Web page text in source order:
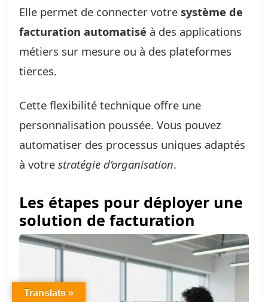
Elle permet de connecter votre système de
facturation automatisé à des applications
métiers sur mesure ou à des plateformes
tierces.
Cette flexibilité technique offre une
personnalisation poussée. Vous pouvez
automatiser des processus uniques adaptés
à votre stratégie d’organisation.
Les étapes pour déployer une
solution de facturation
Translate »